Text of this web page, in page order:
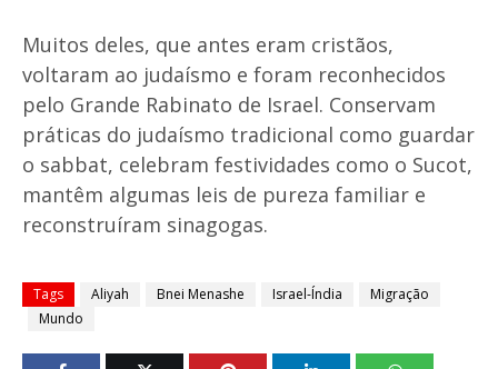
Muitos deles, que antes eram cristãos,
voltaram ao judaísmo e foram reconhecidos
pelo Grande Rabinato de Israel. Conservam
práticas do judaísmo tradicional como guardar
o sabbat, celebram festividades como o Sucot,
mantêm algumas leis de pureza familiar e
reconstruíram sinagogas.
Tags Aliyah Bnei Menashe Israel-Índia
Migração
Mundo